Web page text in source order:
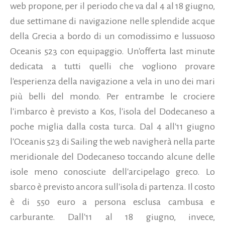
web propone, per il periodo che va dal 4 al 18 giugno,
due settimane di navigazione nelle splendide acque
della Grecia a bordo di un comodissimo e lussuoso
Oceanis 523 con equipaggio. Un'offerta last minute
dedicata a tutti quelli che vogliono provare
l'esperienza della navigazione a vela in uno dei mari
più belli del mondo. Per entrambe le crociere
l'imbarco è previsto a Kos, l'isola del Dodecaneso a
poche miglia dalla costa turca. Dal 4 all'11 giugno
l'Oceanis 523 di Sailing the web navigherà nella parte
meridionale del Dodecaneso toccando alcune delle
isole meno conosciute dell'arcipelago greco. Lo
sbarco è previsto ancora sull'isola di partenza. Il costo
è di 550 euro a persona esclusa cambusa e
carburante. Dall'11 al 18 giugno, invece,